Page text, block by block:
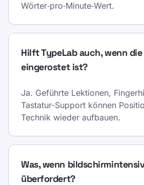
Wörter‑pro‑Minute‑Wert.
Hilft TypeLab auch, wenn
eingerostet ist?
Ja. Geführte Lektionen,
Tastatur-Support können
Technik wieder aufbauen.
Was, wenn
überfordert?